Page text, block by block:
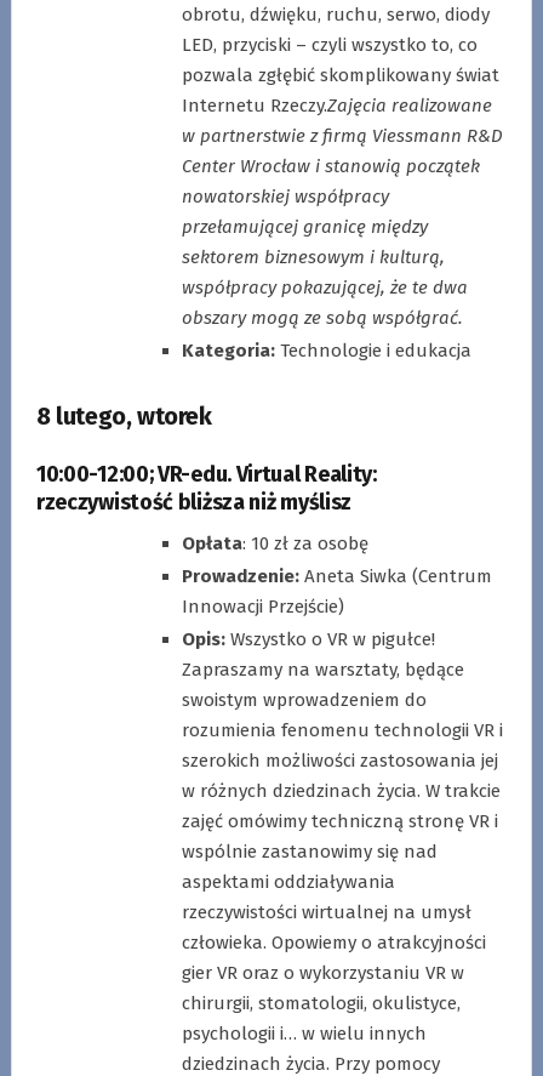
obrotu, dźwięku, ruchu, serwo, diody
LED, przyciski – czyli wszystko to, co
pozwala zgłębić skomplikowany świat
Internetu Rzeczy.Zajęcia realizowane
w partnerstwie z firmą Viessmann R&D
Center Wrocław i stanowią początek
nowatorskiej współpracy
przełamującej granicę między
sektorem biznesowym i kulturą,
współpracy pokazującej, że te dwa
obszary mogą ze sobą współgrać.
Kategoria:Technologie i edukacja
8 lutego, wtorek
10:00-12:00;VR-edu. Virtual Reality:
rzeczywistość bliższa niż myślisz
Opłata: 10 zł za osobę
Prowadzenie:Aneta Siwka (Centrum
Innowacji Przejście)
Opis:Wszystko o VR w pigułce!
Zapraszamy na warsztaty, będące
swoistym wprowadzeniem do
rozumienia fenomenu technologii VR i
szerokich możliwości zastosowania jej
w różnych dziedzinach życia. W trakcie
zajęć omówimy techniczną stronę VR i
wspólnie zastanowimy się nad
aspektami oddziaływania
rzeczywistości wirtualnej na umysł
człowieka. Opowiemy o atrakcyjności
gier VR oraz o wykorzystaniu VR w
chirurgii, stomatologii, okulistyce,
psychologii i… w wielu innych
dziedzinach życia. Przy pomocy